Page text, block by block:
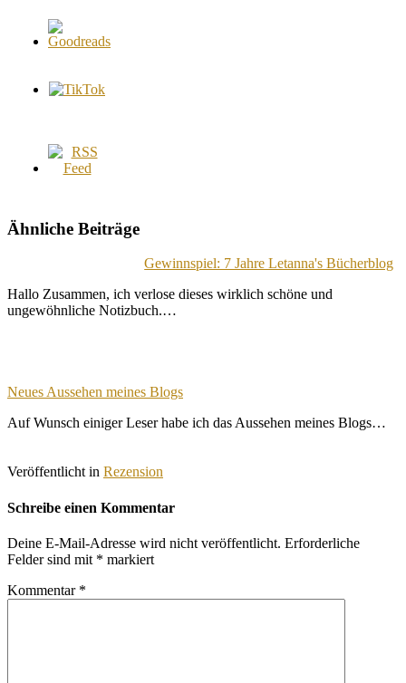
Ähnliche Beiträge
Gewinnspiel: 7 Jahre Letanna's Bücherblog
Hallo Zusammen, ich verlose dieses wirklich schöne und
ungewöhnliche Notizbuch.…
Neues Aussehen meines Blogs
Auf Wunsch einiger Leser habe ich das Aussehen meines Blogs…
Veröffentlicht in Rezension
Schreibe einen Kommentar
Deine E-Mail-Adresse wird nicht veröffentlicht. Erforderliche
Felder sind mit * markiert
Kommentar *